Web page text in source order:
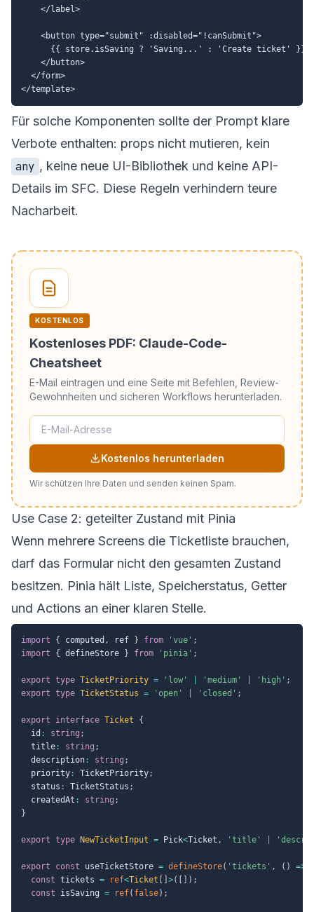
    </label>
    <button type="submit" :disabled="!canSubmit">
      {{ store.isSaving ? 'Saving...' : 'Create ticket' }}
    </button>
  </form>
Für solche Komponenten sollte der Prompt klare
Verbote enthalten: props nicht mutieren, kein
any , keine neue UI-Bibliothek und keine API-
Details im SFC. Diese Regeln verhindern teure
Nacharbeit.
KOSTENLOS
Kostenloses PDF: Claude-Code-
Cheatsheet
E-Mail eintragen und eine Seite mit Befehlen, Review-
Gewohnheiten und sicheren Workflows herunterladen.
Kostenlos herunterladen
Wir schützen Ihre Daten und senden keinen Spam.
Use Case 2: geteilter Zustand mit Pinia
Wenn mehrere Screens die Ticketliste brauchen,
darf das Formular nicht den gesamten Zustand
besitzen. Pinia hält Liste, Speicherstatus, Getter
und Actions an einer klaren Stelle.
import { computed , ref } from 'vue' ;
import
{ defineStore } from 'pinia' ;
export type TicketPriority = 'low' 'medium' 'high' ;
export type TicketStatus = 'open' 'closed' ;
export interface Ticket
{
  id
: string ;
  title
: string ;
  description
: string ;
  priority
: TicketPriority;
  status
: TicketStatus ;
  createdAt
: string ;
}
export type NewTicketInput = Pick<Ticket , 'title'
export const useTicketStore = defineStore( 'tickets' , ( ) =>
const tickets = ref<Ticket >( ) ;
const isSaving = ref( false) ;